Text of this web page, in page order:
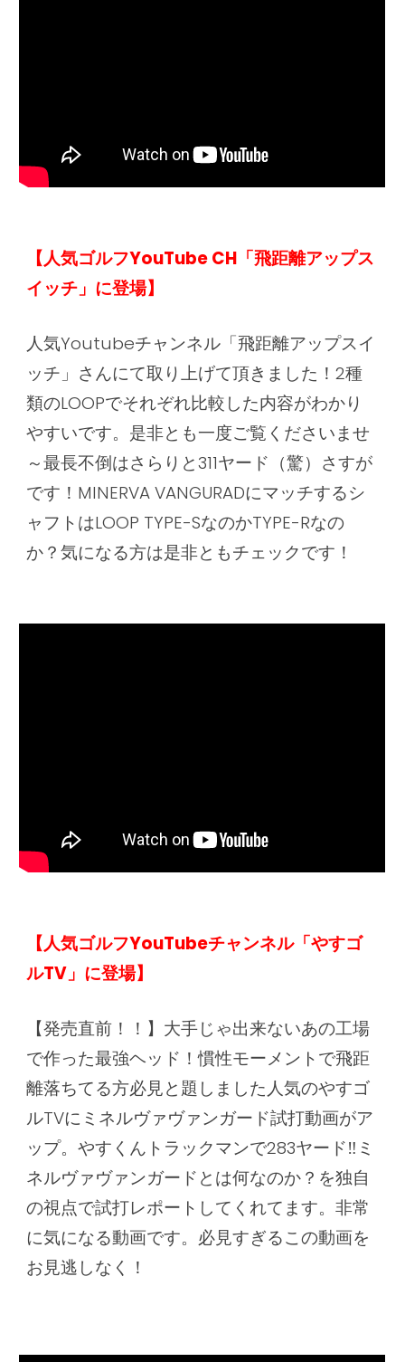
【人気ゴルフYouTube CH「飛距離アップス
イッチ」に登場】
人気Youtubeチャンネル「飛距離アップスイ
ッチ」さんにて取り上げて頂きました！2種
類のLOOPでそれぞれ比較した内容がわかり
やすいです。是非とも一度ご覧くださいませ
～最長不倒はさらりと311ヤード（驚）さすが
です！MINERVA VANGURADにマッチするシ
ャフトはLOOP TYPE-SなのかTYPE-Rなの
か？気になる方は是非ともチェックです！
【人気ゴルフYouTubeチャンネル「やすゴ
ルTV」に登場】
【発売直前！！】大手じゃ出来ないあの工場
で作った最強ヘッド！慣性モーメントで飛距
離落ちてる方必見と題しました人気のやすゴ
ルTVにミネルヴァヴァンガード試打動画がア
ップ。やすくんトラックマンで283ヤード‼ミ
ネルヴァヴァンガードとは何なのか？を独自
の視点で試打レポートしてくれてます。非常
に気になる動画です。必見すぎるこの動画を
お見逃しなく！